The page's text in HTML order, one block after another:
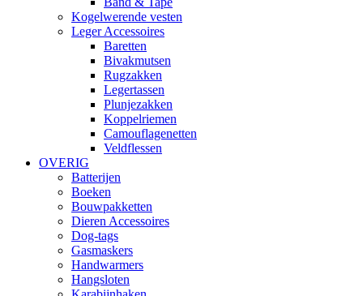
Kogelwerende vesten
Leger Accessoires
Baretten
Bivakmutsen
Rugzakken
Legertassen
Plunjezakken
Koppelriemen
Camouflagenetten
Veldflessen
OVERIG
Batterijen
Boeken
Bouwpakketten
Dieren Accessoires
Dog-tags
Gasmaskers
Handwarmers
Hangsloten